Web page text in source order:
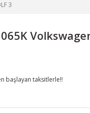
3
başlayan taksitlerle!!